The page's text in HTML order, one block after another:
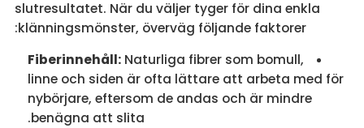
slutresultatet. När du väljer tyger för dina enkla
klänningsmönster, överväg följande faktorer:
Fiberinnehåll:Naturliga fibrer som bomull,
linne och siden är ofta lättare att arbeta med för
nybörjare, eftersom de andas och är mindre
benägna att slita.